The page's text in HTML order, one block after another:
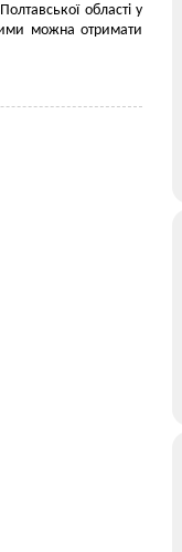
області у
можна отримати